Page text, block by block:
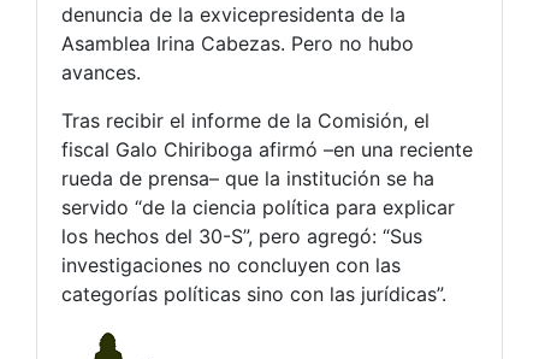
denuncia de la exvicepresidenta de la
Asamblea Irina Cabezas. Pero no hubo
avances.
Tras recibir el informe de la Comisión, el
fiscal Galo Chiriboga afirmó –en una reciente
rueda de prensa– que la institución se ha
servido “de la ciencia política para explicar
los hechos del 30-S”, pero agregó: “Sus
investigaciones no concluyen con las
categorías políticas sino con las jurídicas”.